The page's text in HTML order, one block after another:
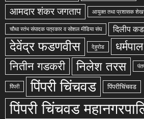
आमदार शंकर जगताप आयुक्त तथा प्रशासक
चौथा स्तंभ संपादक पत्रकार व सोशल मीडिया संघ दिलीप
देवेंद्र फडणवीस देहुरोड
नितीन गडकरी निलेश तरस
पिंपरी पिंपरी चिंचवड पिंपरीचिंचवड
पिंपरी चिंचवड